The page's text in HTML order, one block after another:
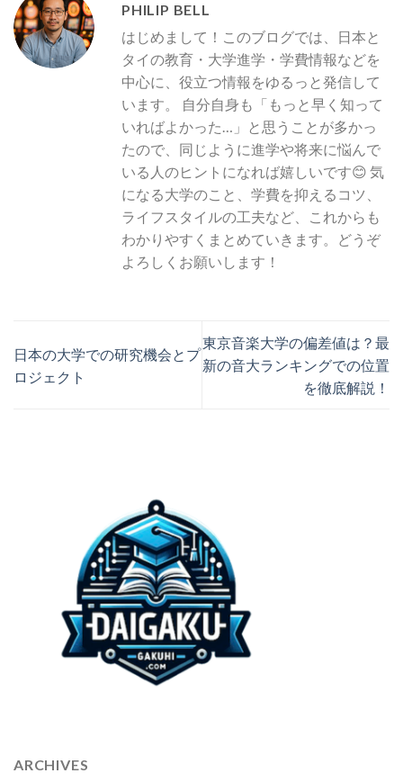
PHILIP BELL
はじめまして！このブログでは、日本と
タイの教育・大学進学・学費情報などを
中心に、役立つ情報をゆるっと発信して
います。 自分自身も「もっと早く知って
いればよかった…」と思うことが多かっ
たので、同じように進学や将来に悩んで
いる人のヒントになれば嬉しいです😊 気
になる大学のこと、学費を抑えるコツ、
ライフスタイルの工夫など、これからも
わかりやすくまとめていきます。どうぞ
よろしくお願いします！
日本の大学での研究機会とプ
ロジェクト
東京音楽大学の偏差値は？最
新の音大ランキングでの位置
を徹底解説！
ARCHIVES